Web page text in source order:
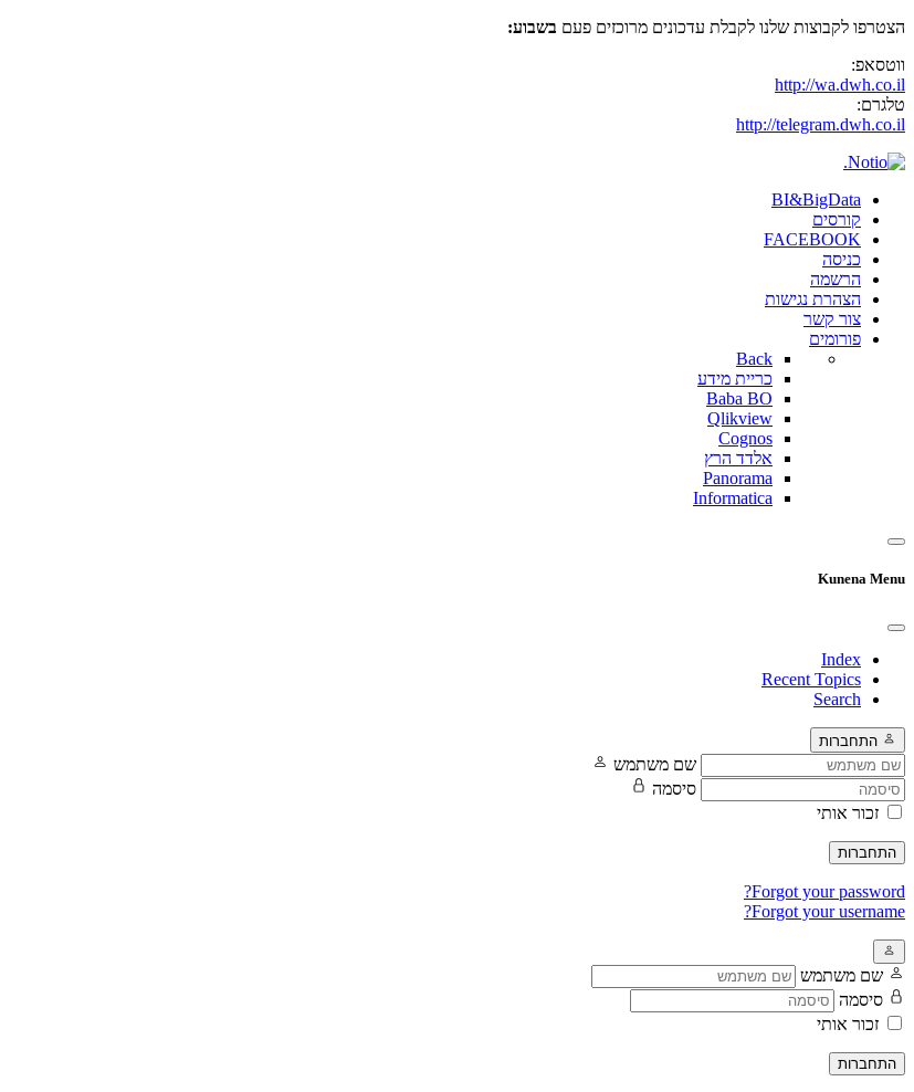
הצטרפו לקבוצות שלנו לקבלת עדכונים מרוכזים פעם בשבוע:
ווטסאפ:
http://wa.dwh.co.il
טלגרם:
http://telegram.dwh.co.il
BI&BigData
קורסים
FACEBOOK
כניסה
הרשמה
הצהרת נגישות
צור קשר
פורומים
Back
כריית מידע
Baba BO
Qlikview
Cognos
אלדד הרץ
Panorama
Informatica
Kunena Menu
Index
Recent Topics
Search
התחברות
שם משתמש
סיסמה
זכור אותי
התחברות
Forgot your password?
Forgot your username?
שם משתמש
סיסמה
זכור אותי
התחברות